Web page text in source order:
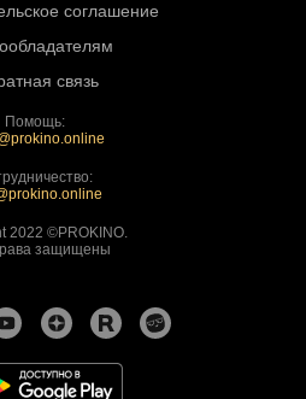
соглашение
связь
Помощь:
2022 ©PROKINO.
защищены